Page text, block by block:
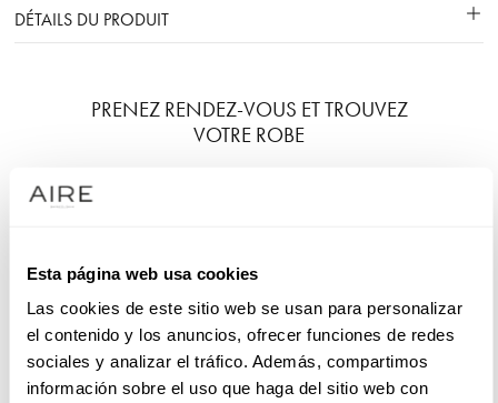
Esta página web usa cookies
Las cookies de este sitio web se usan para personalizar
el contenido y los anuncios, ofrecer funciones de redes
sociales y analizar el tráfico. Además, compartimos
información sobre el uso que haga del sitio web con
DÉTAILS DU PRODUIT
PRENEZ RENDEZ-VOUS ET TROUVEZ
VOTRE ROBE